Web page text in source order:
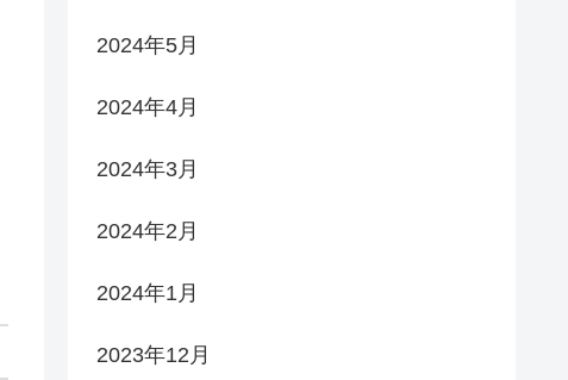
2024年5月
2024年4月
2024年3月
2024年2月
2024年1月
2023年12月